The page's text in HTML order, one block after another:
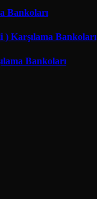
Bankoları
Karşılama Bankoları
Bankoları